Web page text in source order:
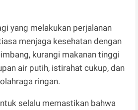
yang melakukan perjalanan
menjaga kesehatan dengan
kurangi makanan tinggi
air putih, istirahat cukup, dan
ringan.
selalu memastikan bahwa